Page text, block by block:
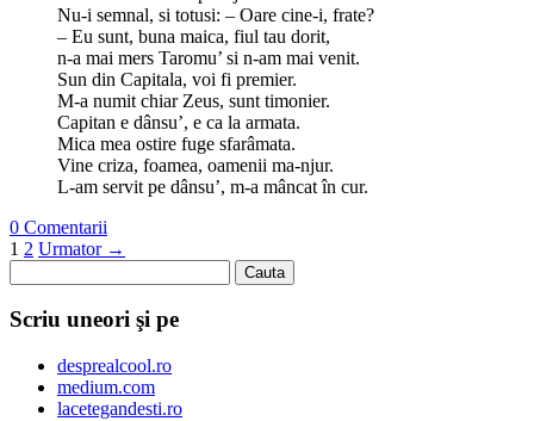
Nu-i semnal, si totusi: – Oare cine-i, frate?
– Eu sunt, buna maica, fiul tau dorit,
n-a mai mers Taromu’ si n-am mai venit.
Sun din Capitala, voi fi premier.
M-a numit chiar Zeus, sunt timonier.
Capi­tan e dânsu’, e ca la armata.
Mica mea ostire fuge sfarâmata.
Vine criza, foamea, oamenii ma-njur.
L-am servit pe dânsu’, m-a mâncat în cur.
0 Comentarii
1 2 Urmator →
Scriu uneori şi pe
desprealcool.ro
medium.com
lacetegandesti.ro